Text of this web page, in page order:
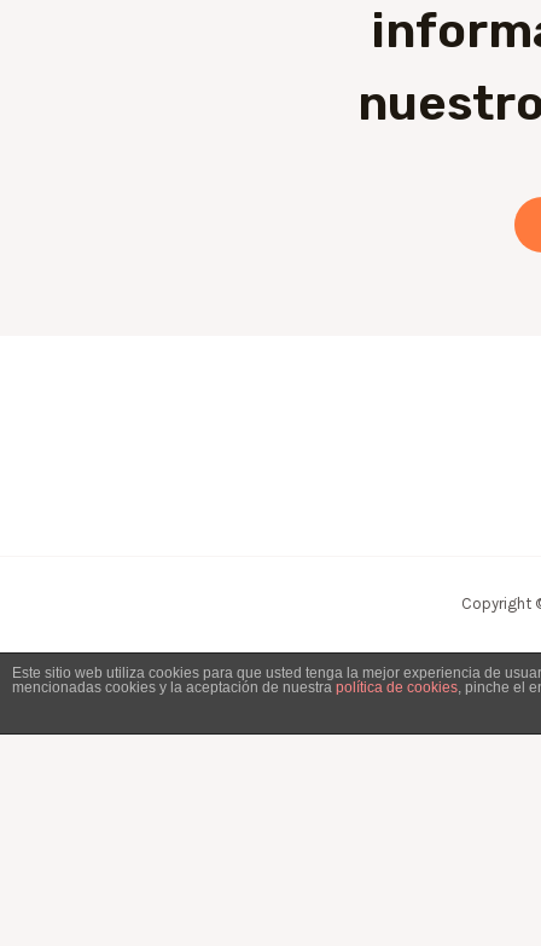
Copyright
Este sitio web utiliza cookies para que usted tenga la mejor experiencia de
mencionadas cookies y la aceptación de nuestra política de cookies, pinche el